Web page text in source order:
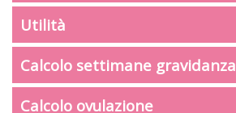
Utilità
Calcolo settimane gravidanza
Calcolo ovulazione